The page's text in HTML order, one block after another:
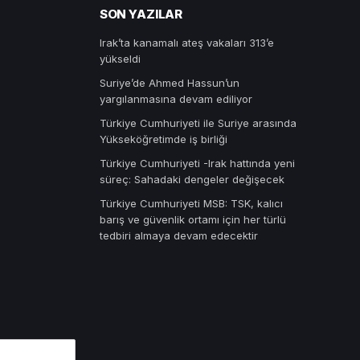
SON YAZILAR
Irak’ta kanamalı ateş vakaları 313’e
yükseldi
Suriye’de Ahmed Hassun’un
yargılanmasına devam ediliyor
Türkiye Cumhuriyeti ile Suriye arasında
Yükseköğretimde iş birliği
Türkiye Cumhuriyeti -Irak hattında yeni
süreç: Sahadaki dengeler değişecek
Türkiye Cumhuriyeti MSB: TSK, kalıcı
barış ve güvenlik ortamı için her türlü
tedbiri almaya devam edecektir